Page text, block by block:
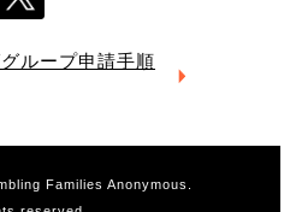
グループ申請手順
Families Anonymous.